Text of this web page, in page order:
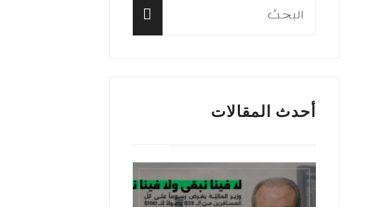
البحث
أحدث المقالات